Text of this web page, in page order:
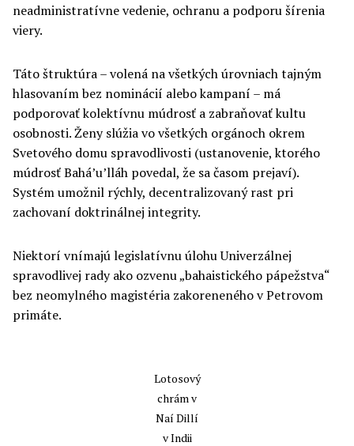
neadministratívne vedenie, ochranu a podporu šírenia
viery.
Táto štruktúra – volená na všetkých úrovniach tajným
hlasovaním bez nominácií alebo kampaní – má
podporovať kolektívnu múdrosť a zabraňovať kultu
osobnosti. Ženy slúžia vo všetkých orgánoch okrem
Svetového domu spravodlivosti (ustanovenie, ktorého
múdrosť Bahá’u’lláh povedal, že sa časom prejaví).
Systém umožnil rýchly, decentralizovaný rast pri
zachovaní doktrinálnej integrity.
Niektorí vnímajú legislatívnu úlohu Univerzálnej
spravodlivej rady ako ozvenu „bahaistického pápežstva“
bez neomylného magistéria zakoreneného v Petrovom
primáte.
Lotosový
chrám v
Naí Dillí
v Indii